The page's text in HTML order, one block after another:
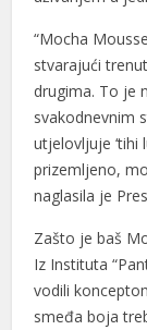
“Mocha
stvarajući
drugima. To je
svakodnevnim
utjelovljuje ‘tihi
prizemljeno,
naglasila je
Zašto je baš
Iz Instituta
vodili
smeđa boja